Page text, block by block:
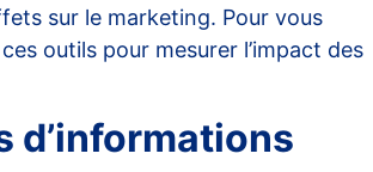
sur le marketing. Pour vous
ces outils pour mesurer l’impact des
d’informations